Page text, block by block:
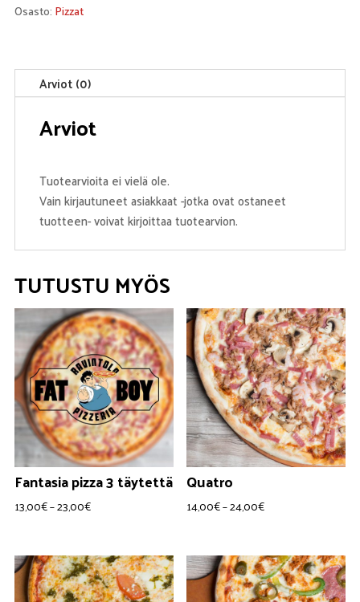
Osasto: Pizzat
Arviot (0)
Arviot
Tuotearvioita ei vielä ole.
Vain kirjautuneet asiakkaat -jotka ovat ostaneet
tuotteen- voivat kirjoittaa tuotearvion.
TUTUSTU MYÖS
Fantasia pizza 3 täytettä
13,00€–23,00€Hintaluokka:
23,00€
Quatro
14,00€–24,00€Hintaluokka:
24,00€